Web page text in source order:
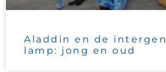
Aladdin en de
lamp: jong en oud